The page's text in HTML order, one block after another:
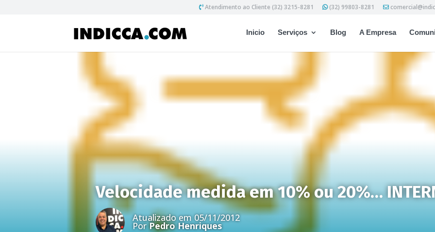
Atendimento ao Cliente (32) 3215-8281 (32) 99803-8281
Inicio Serviços Blog A Empresa
Velocidade medida em 10% ou 20%…
Atualizado em 05/11/2012
Por Pedro Henriques